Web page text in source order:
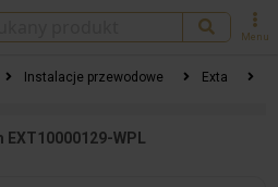
Menu
Instalacje przewodowe Exta
WPL